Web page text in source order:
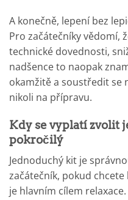
A konečně, lepení bez
Pro začátečníky vědomí,
technické dovednosti,
nadšence to naopak
okamžitě a soustředit se
nikoli na přípravu.
Kdy se vyplatí zvolit
pokročilý
Jednoduchý kit je
začátečník, pokud
je hlavním cílem